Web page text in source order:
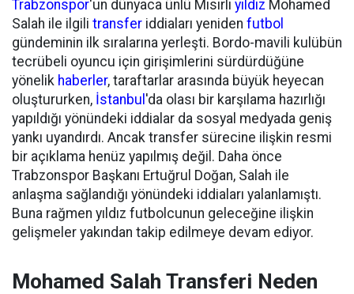
Trabzonspor'un dünyaca ünlü Mısırlı yıldız Mohamed
Salah ile ilgili transfer iddiaları yeniden futbol
gündeminin ilk sıralarına yerleşti. Bordo-mavili kulübün
tecrübeli oyuncu için girişimlerini sürdürdüğüne
yönelik haberler, taraftarlar arasında büyük heyecan
oluştururken, İstanbul 'da olası bir karşılama hazırlığı
yapıldığı yönündeki iddialar da sosyal medyada geniş
yankı uyandırdı. Ancak transfer sürecine ilişkin resmi
bir açıklama henüz yapılmış değil. Daha önce
Trabzonspor Başkanı Ertuğrul Doğan, Salah ile
anlaşma sağlandığı yönündeki iddiaları yalanlamıştı.
Buna rağmen yıldız futbolcunun geleceğine ilişkin
gelişmeler yakından takip edilmeye devam ediyor.
Mohamed Salah Transferi Neden